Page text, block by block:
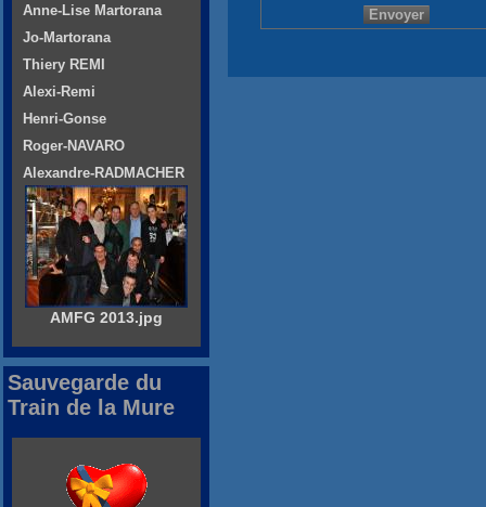
Anne-Lise Martorana
Jo-Martorana
Thiery REMI
Alexi-Remi
Henri-Gonse
Roger-NAVARO
Alexandre-RADMACHER
AMFG 2013.jpg
Sauvegarde du
Train de la Mure